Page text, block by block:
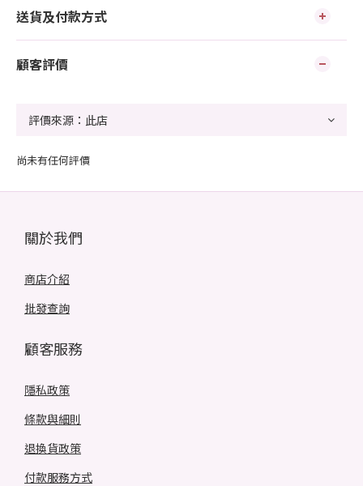
送貨及付款方式
顧客評價
尚未有任何評價
關於我們
商店介紹
批發查詢
顧客服務
隱私政策
條款與細則
退換貨政策
付款服務方式